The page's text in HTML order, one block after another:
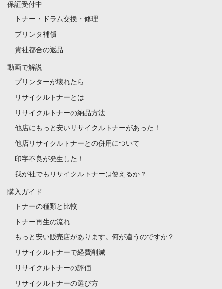
保証受付中
トナー・ドラム交換・修理
プリンタ補償
貴社都合の返品
動画で解説
プリンターが壊れたら
リサイクルトナーとは
リサイクルトナーの納品方法
他店にもっと安いリサイクルトナーがあった！
他店リサイクルトナーとの併用について
印字不良が発生した！
我が社でもリサイクルトナーは使えるか？
購入ガイド
トナーの種類と比較
トナー再生の流れ
もっと安い販売店があります。何が違うのですか？
リサイクルトナーで経費削減
リサイクルトナーの評価
リサイクルトナーの選び方